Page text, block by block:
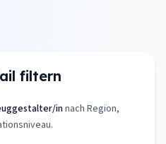
filtern
innach Region,